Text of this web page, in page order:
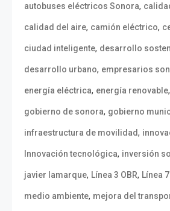
autobuses eléctricos Sonora,
calidad del aire, camión eléctrico,
ciudad inteligente, desarrollo
desarrollo urbano, empresarios
energía eléctrica, energía renovable,
gobierno de sonora, gobierno
infraestructura de movilidad,
Innovación tecnológica, inversión
javier lamarque, Línea 3 OBR, Línea
medio ambiente, mejora del